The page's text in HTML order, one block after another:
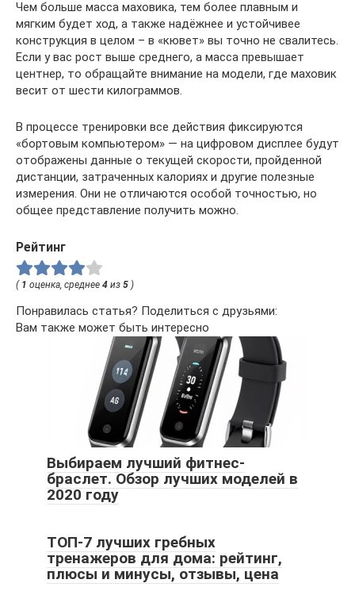
Чем больше масса маховика, тем более плавным и
мягким будет ход, а также надёжнее и устойчивее
конструкция в целом – в «кювет» вы точно не свалитесь.
Если у вас рост выше среднего, а масса превышает
центнер, то обращайте внимание на модели, где маховик
весит от шести килограммов.
В процессе тренировки все действия фиксируются
«бортовым компьютером» — на цифровом дисплее будут
отображены данные о текущей скорости, пройденной
дистанции, затраченных калориях и другие полезные
измерения. Они не отличаются особой точностью, но
общее представление получить можно.
Рейтинг
( 1 оценка, среднее 4 из 5 )
Понравилась статья? Поделиться с друзьями:
Вам также может быть интересно
Выбираем лучший фитнес-
браслет. Обзор лучших моделей в
2020 году
ТОП-7 лучших гребных
тренажеров для дома: рейтинг,
плюсы и минусы, отзывы, цена